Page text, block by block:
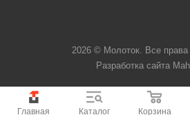
Главная Каталог Корзина
2026 © Молоток. Все
Разработка сайта